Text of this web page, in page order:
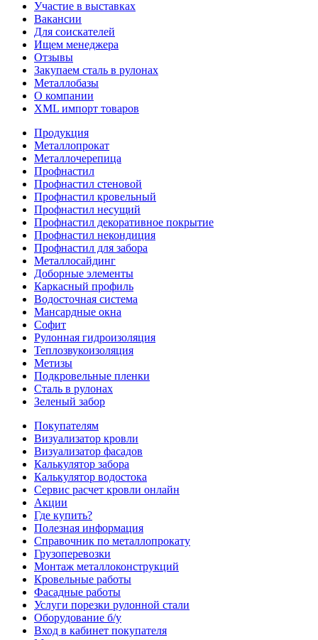
Участие в выставках
Вакансии
Для соискателей
Ищем менеджера
Отзывы
Закупаем сталь в рулонах
Металлобазы
О компании
XML импорт товаров
Продукция
Металлопрокат
Металлочерепица
Профнастил
Профнастил стеновой
Профнастил кровельный
Профнастил несущий
Профнастил декоративное покрытие
Профнастил некондиция
Профнастил для забора
Металлосайдинг
Доборные элементы
Каркасный профиль
Водосточная система
Мансардные окна
Софит
Рулонная гидроизоляция
Теплозвукоизоляция
Метизы
Подкровельные пленки
Сталь в рулонах
Зеленый забор
Покупателям
Визуализатор кровли
Визуализатор фасадов
Калькулятор забора
Калькулятор водостока
Сервис расчет кровли онлайн
Акции
Где купить?
Полезная информация
Справочник по металлопрокату
Грузоперевозки
Монтаж металлоконструкций
Кровельные работы
Фасадные работы
Услуги порезки рулонной стали
Оборудование б/у
Вход в кабинет покупателя